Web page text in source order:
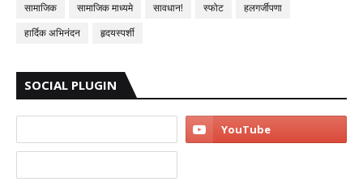
सामाजिक
सामाजिक माध्यमे सावधान! स्फोट
हलगर्जीपणा
हार्दिक अभिनंदन
हृदयस्पर्शी
SOCIAL PLUGIN